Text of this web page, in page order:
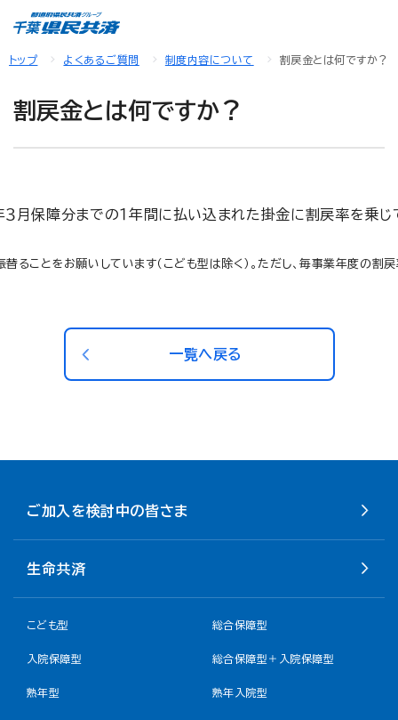
トップ よくあるご質問 制度内容について 割戻金とは何ですか？
割戻金とは何ですか？
保障分までの１年間に払い込まれた掛金に割戻率を
ことをお願いしています（こども型は除く）。ただし、毎事業年度の
一覧へ戻る
ご加入を検討中の皆さま
生命共済
こども型 総合保障型
入院保障型 総合保障型＋入院保障型
熟年型 熟年入院型